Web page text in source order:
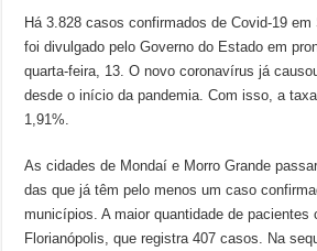
Há 3.828 casos confirmados de Covid-19
foi divulgado pelo Governo do Estado em
quarta-feira, 13. O novo coronavírus já
desde o início da pandemia. Com isso, a
1,91%.
As cidades de Mondaí e Morro Grande
das que já têm pelo menos um caso
municípios. A maior quantidade de pacientes
Florianópolis, que registra 407 casos. Na